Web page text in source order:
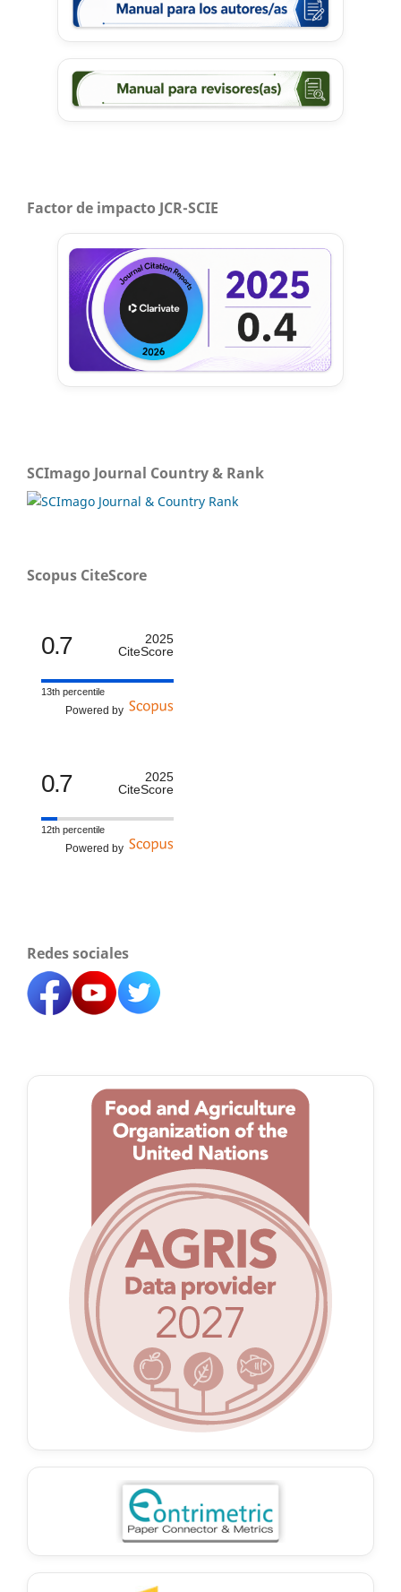
Factor de impacto JCR-SCIE
SCImago Journal Country & Rank
Scopus CiteScore
0.7
2025
CiteScore
13th percentile
Powered by
0.7
2025
CiteScore
12th percentile
Powered by
Redes sociales